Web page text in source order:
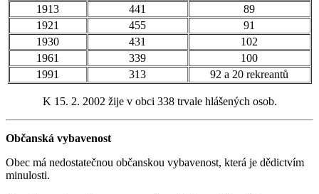
1913
441
89
1921
455
91
1930
431
102
1961
339
100
1991
313 92 a 20 rekreantů
K 15. 2. 2002 žije v obci 338 trvale hlášených osob.
Občanská vybavenost
Obec má nedostatečnou občanskou vybavenost, která je dědictvím
minulosti.